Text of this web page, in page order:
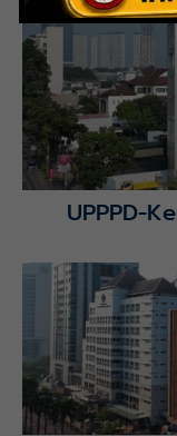
Lihat Detail
UPPPD-
Lihat Detail